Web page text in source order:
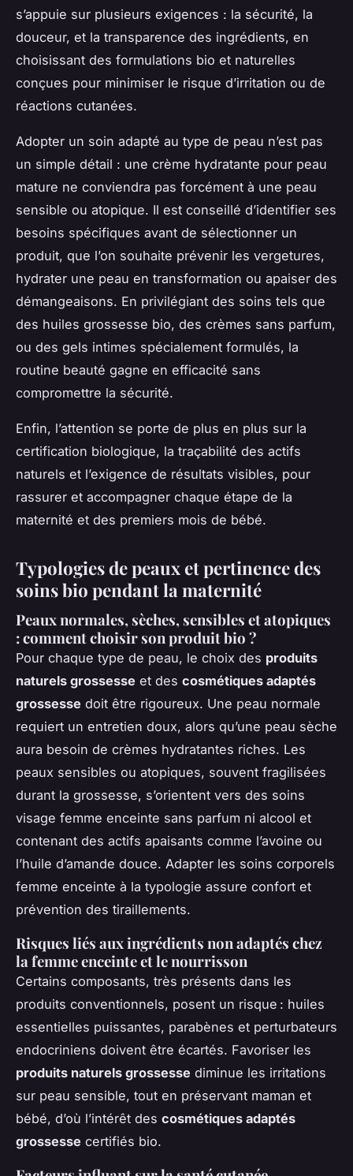
s’appuie sur plusieurs exigences : la sécurité, la
douceur, et la transparence des ingrédients, en
choisissant des formulations bio et naturelles
conçues pour minimiser le risque d’irritation ou de
réactions cutanées.
Adopter un soin adapté au type de peau n’est pas
un simple détail : une crème hydratante pour peau
mature ne conviendra pas forcément à une peau
sensible ou atopique. Il est conseillé d’identifier ses
besoins spécifiques avant de sélectionner un
produit, que l’on souhaite prévenir les vergetures,
hydrater une peau en transformation ou apaiser des
démangeaisons. En privilégiant des soins tels que
des huiles grossesse bio, des crèmes sans parfum,
ou des gels intimes spécialement formulés, la
routine beauté gagne en efficacité sans
compromettre la sécurité.
Enfin, l’attention se porte de plus en plus sur la
certification biologique, la traçabilité des actifs
naturels et l’exigence de résultats visibles, pour
rassurer et accompagner chaque étape de la
maternité et des premiers mois de bébé.
Typologies de peaux et pertinence des
soins bio pendant la maternité
Peaux normales, sèches, sensibles et atopiques
: comment choisir son produit bio ?
Pour chaque type de peau, le choix des produits
naturels grossesse et des cosmétiques adaptés
grossesse doit être rigoureux. Une peau normale
requiert un entretien doux, alors qu’une peau sèche
aura besoin de crèmes hydratantes riches. Les
peaux sensibles ou atopiques, souvent fragilisées
durant la grossesse, s’orientent vers des soins
visage femme enceinte sans parfum ni alcool et
contenant des actifs apaisants comme l’avoine ou
l’huile d’amande douce. Adapter les soins corporels
femme enceinte à la typologie assure confort et
prévention des tiraillements.
Risques liés aux ingrédients non adaptés chez
la femme enceinte et le nourrisson
Certains composants, très présents dans les
produits conventionnels, posent un risque : huiles
essentielles puissantes, parabènes et perturbateurs
endocriniens doivent être écartés. Favoriser les
produits naturels grossesse diminue les irritations
sur peau sensible, tout en préservant maman et
bébé, d’où l’intérêt des cosmétiques adaptés
grossesse certifiés bio.